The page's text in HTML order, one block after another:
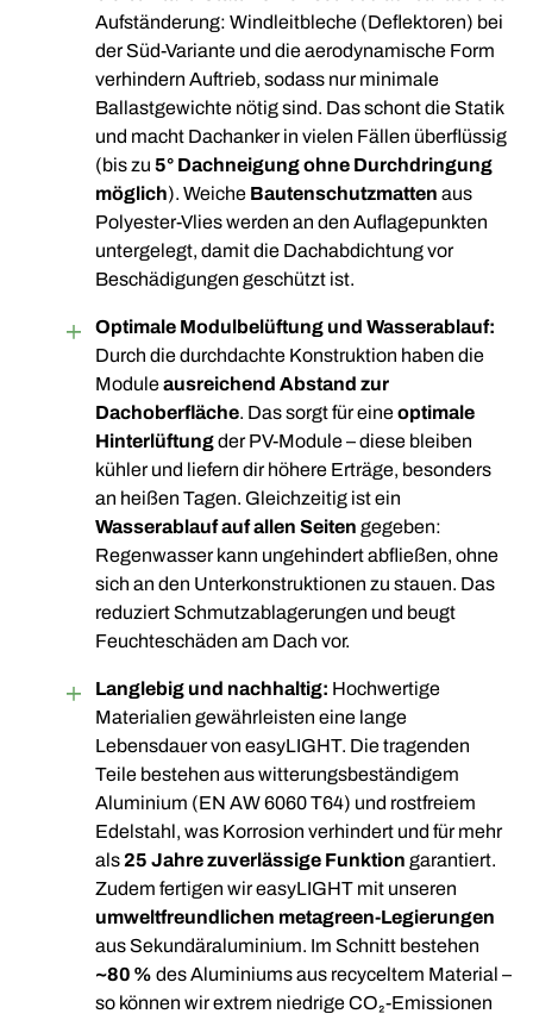
Aufständerung: Windleitbleche (Deflektoren) bei
der Süd-Variante und die aerodynamische Form
verhindern Auftrieb, sodass nur minimale
Ballastgewichte nötig sind. Das schont die Statik
und macht Dachanker in vielen Fällen überflüssig
(bis zu 5° Dachneigung ohne Durchdringung
möglich). Weiche Bautenschutzmatten aus
Polyester-Vlies werden an den Auflagepunkten
untergelegt, damit die Dachabdichtung vor
Beschädigungen geschützt ist.
Optimale Modulbelüftung und Wasserablauf:
Durch die durchdachte Konstruktion haben die
Moduleausreichend Abstand zur
Dachoberfläche. Das sorgt für eineoptimale
Hinterlüftungder PV-Module – diese bleiben
kühler und liefern dir höhere Erträge, besonders
an heißen Tagen. Gleichzeitig ist ein
Wasserablauf auf allen Seiten gegeben:
Regenwasser kann ungehindert abfließen, ohne
sich an den Unterkonstruktionen zu stauen. Das
reduziert Schmutzablagerungen und beugt
Feuchteschäden am Dach vor.
Langlebig und nachhaltig: Hochwertige
Materialien gewährleisten eine lange
Lebensdauer von easyLIGHT. Die tragenden
Teile bestehen aus witterungsbeständigem
Aluminium (EN AW 6060 T64) und rostfreiem
Edelstahl, was Korrosion verhindert und für mehr
als 25 Jahre zuverlässige Funktion garantiert.
Zudem fertigen wir easyLIGHT mit unseren
umweltfreundlichen metagreen-Legierungen
aus Sekundäraluminium. Im Schnitt bestehen
~80 % des Aluminiums aus recyceltem Material –
so können wir extrem niedrige CO₂-Emissionen